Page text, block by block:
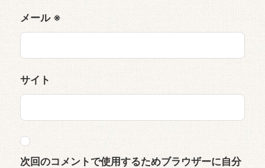
メール ※
サイト
次回のコメントで使用するためブラウザーに自分